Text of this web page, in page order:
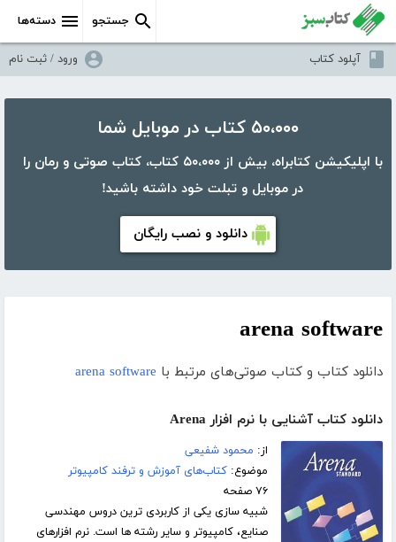
دسته‌ها جستجو
آپلود کتاب ورود / ثبت نام
۵۰،۰۰۰ کتاب در موبایل شما
با اپلیکیشن کتابراه، بیش از ۵۰،۰۰۰ کتاب، کتاب صوتی و رمان را
در موبایل و تبلت خود داشته باشید!
دانلود و نصب رایگان
arena software
دانلود کتاب و کتاب صوتی‌های مرتبط با arena software
دانلود کتاب آشنایی با نرم افزار Arena
از: محمود شفیعی
موضوع:کتاب‌های آموزش و ترفند کامپیوتر
۷۶ صفحه
شبیه سازی یکی از کاربردی ترین دروس مهندسی
صنایع، کامپیوتر و سایر رشته ها است. نرم افزارهای